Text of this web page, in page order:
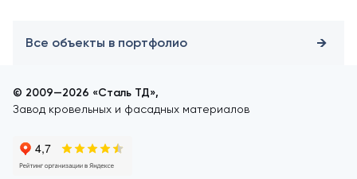
Все объекты в портфолио
© 2009—2026 «Сталь ТД»,
Завод кровельных и фасадных материалов